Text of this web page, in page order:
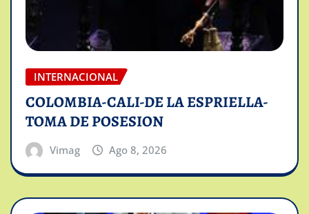
INTERNACIONAL
COLOMBIA-CALI-DE LA ESPRIELLA-
TOMA DE POSESION
Vimag Ago 8, 2026